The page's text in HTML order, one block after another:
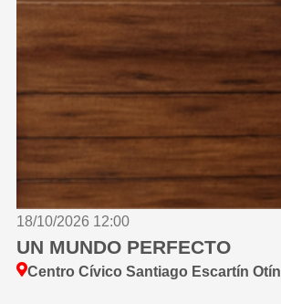
18/10/2026 12:00
UN MUNDO PERFECTO
Centro Cívico Santiago Escartín Otín